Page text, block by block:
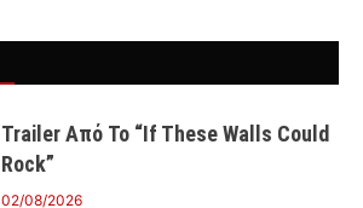
Trailer Από Το “If These Walls Could
Rock”
02/08/2026